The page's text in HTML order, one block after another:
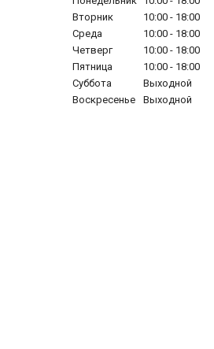
Вторник
10:00 18:00
Среда
10:00 18:00
Четверг
10:00 18:00
Пятница
10:00 18:00
Суббота
Выходной
Воскресенье
Выходной